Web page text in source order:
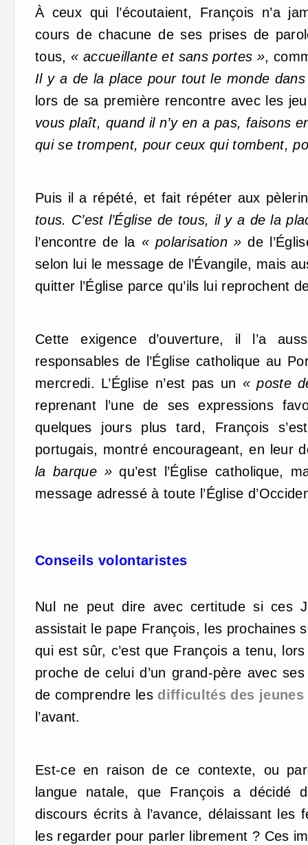
À ceux qui l’écoutaient, François n’a
cours de chacune de ses prises de
tous,« accueillante et sans portes »,
Il y a de la place pour tout le monde dans
lors de sa première rencontre avec les
vous plaît, quand il n’y en a pas, faisons
qui se trompent, pour ceux qui tombent,
Puis il a répété, et fait répéter aux
tous. C’est l’Église de tous, il y a de la
l’encontre de la « polarisation » de
selon lui le message de l’Évangile, mais
quitter l’Église parce qu’ils lui reprochent
Cette exigence d’ouverture, il l’a
responsables de l’Église catholique au
mercredi. L’Église n’est pas un « poste
reprenant l’une de ses expressions
quelques jours plus tard, François
portugais, montré encourageant, en leur
la barque »qu’est l’Église catholique,
message adressé à toute l’Église
Conseils volontaristes
Nul ne peut dire avec certitude si ces
assistait le pape François, les prochaines
qui est sûr, c’est que François a tenu,
proche de celui d’un grand-père avec
de comprendre les difficultés des jeunes
l’avant.
Est-ce en raison de ce contexte, ou
langue natale, que François a décidé
discours écrits à l’avance, délaissant les
les regarder pour parler librement ? Ces